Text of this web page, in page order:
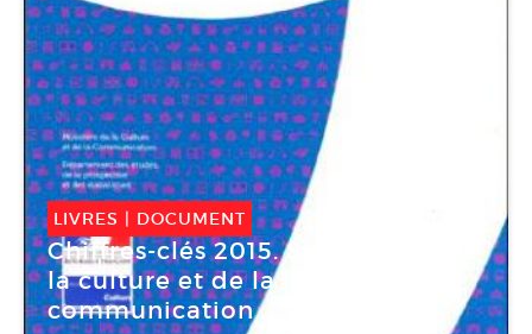
LIVRES DOCUMENT
Chiffres-clés 2015. Statistiques de
la culture et de la
communication